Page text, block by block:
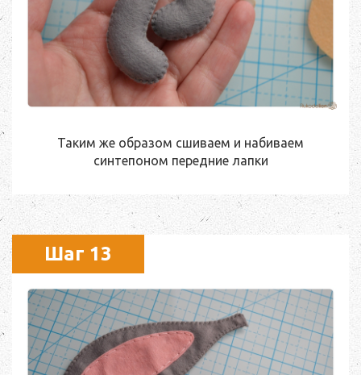
Таким же образом сшиваем и набиваем
синтепоном передние лапки
Шаг 13